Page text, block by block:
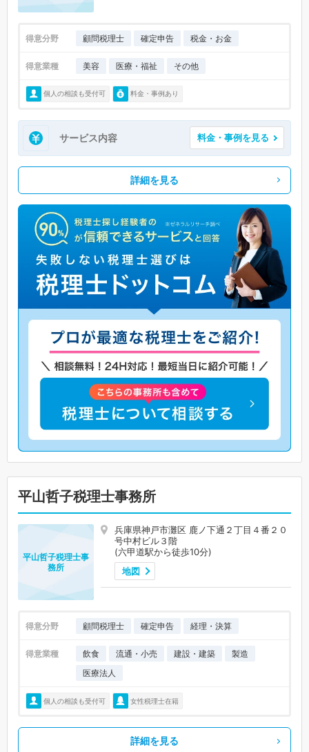
得意分野 顧問税理士 確定申告 税金・お金
得意業種 美容 医療・福祉 その他
個人の相談も受付可 料金・事例あり
サービス内容 料金・事例を見る
詳細を見る
平山哲子税理士事務所
兵庫県神戸市灘区 鹿ノ下通２丁目４番２０
号中村ビル３階
(六甲道駅から徒歩10分)
地図
平山哲子税理士事
務所
得意分野 顧問税理士 確定申告 経理・決算
得意業種 飲食 流通・小売 建設・建築
製造
医療法人
個人の相談も受付可 女性税理士在籍
詳細を見る